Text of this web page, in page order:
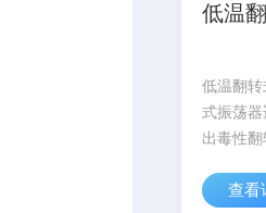
低温
低温翻
式振荡
出毒性
体废物
查看